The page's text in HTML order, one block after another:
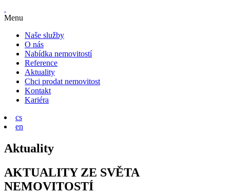
Menu
Naše služby
O nás
Nabídka nemovitostí
Reference
Aktuality
Chci prodat nemovitost
Kontakt
Kariéra
cs
en
Aktuality
AKTUALITY ZE SVĚTA
NEMOVITOSTÍ